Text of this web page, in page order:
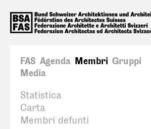
FAS Agenda Membri Gruppi
Media
Statistica
Carta
Membri defunti